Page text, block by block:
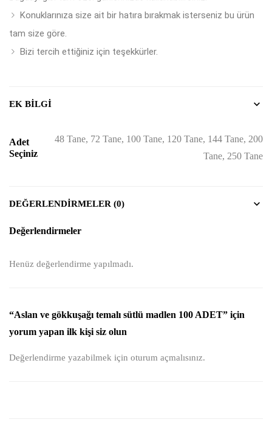
Konuklarınıza size ait bir hatıra bırakmak isterseniz bu ürün
tam size göre.
Bizi tercih ettiğiniz için teşekkürler.
EK BILGI
Adet
Seçiniz
48 Tane, 72 Tane, 100 Tane, 120 Tane, 144 Tane, 200
Tane, 250 Tane
DEĞERLENDIRMELER (0)
Değerlendirmeler
Henüz değerlendirme yapılmadı.
“Aslan ve gökkuşağı temalı sütlü madlen 100 ADET” için
yorum yapan ilk kişi siz olun
Değerlendirme yazabilmek için oturum açmalısınız.